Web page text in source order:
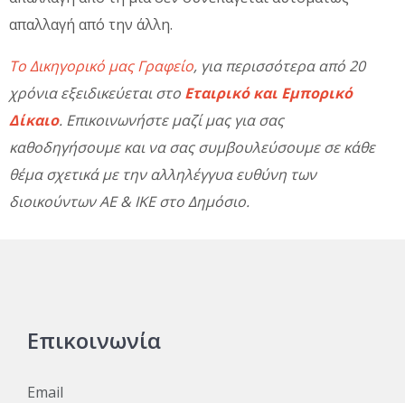
απαλλαγή από την άλλη.
Το Δικηγορικό μας Γραφείο, για περισσότερα από 20
χρόνια εξειδικεύεται στο Εταιρικό και Εμπορικό
Δίκαιο. Επικοινωνήστε μαζί μας για σας
καθοδηγήσουμε και να σας συμβουλεύσουμε σε κάθε
θέμα σχετικά με την αλληλέγγυα ευθύνη των
διοικούντων ΑΕ & ΙΚΕ στο Δημόσιο.
Επικοινωνία
Email